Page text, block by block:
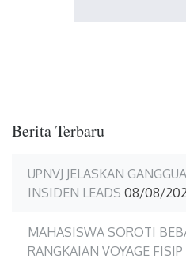
Berita Terbaru
UPNVJ JELASKAN
INSIDEN LEADS 08/08/
MAHASISWA SOROTI
RANGKAIAN VOYAGE FISIP